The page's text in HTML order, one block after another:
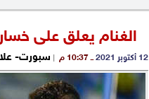
الغنام يعلق على
12 أكتوبر 2021 ــ 10:37 م | سبورت-